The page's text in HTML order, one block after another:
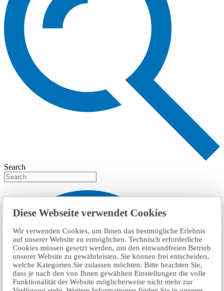
Diese Webseite verwendet Cookies
Wir verwenden Cookies, um Ihnen das bestmögliche Erlebnis
auf unserer Website zu ermöglichen. Technisch erforderliche
Cookies müssen gesetzt werden, um den einwandfreien Betrieb
unserer Website zu gewährleisten. Sie können frei entscheiden,
welche Kategorien Sie zulassen möchten. Bitte beachten Sie,
dass je nach den von Ihnen gewählten Einstellungen die volle
Funktionalität der Website möglicherweise nicht mehr zur
Search